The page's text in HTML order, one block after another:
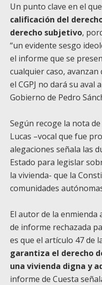
Un punto clave en el
calificación del
derecho subjetivo,
“un evidente sesgo
el informe que se
cualquier caso,
el CGPJ no dará su aval
Gobierno de Pedro
Según recoge la nota
Lucas –vocal que fue
alegaciones señala las
Estado para legislar
la vivienda- que la
comunidades
El autor de la
de informe rechazada
es que el artículo 47 de
garantiza el derecho
una vivienda digna y
informe de Cuesta